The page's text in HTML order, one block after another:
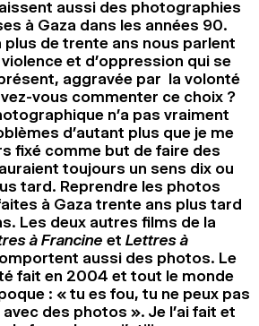
aussi des photographies
à Gaza dans les années 90.
plus de trente ans nous parlent
et d’oppression qui se
aggravée par la volonté
vous commenter ce choix ?
n’a pas vraiment
d’autant plus que je me
fixé comme but de faire des
toujours un sens dix ou
tard. Reprendre les photos
à Gaza trente ans plus tard
Les deux autres films de la
à Francine et Lettres à
aussi des photos. Le
fait en 2004 et tout le monde
: « tu es fou, tu ne peux pas
des photos ». Je l’ai fait et